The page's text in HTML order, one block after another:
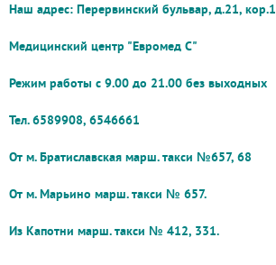
Наш адрес: Перервинский бульвар, д.21, кор.1
Медицинский центр "Евромед С"
Режим работы с 9.00 до 21.00 без выходных
Тел. 6589908, 6546661
От м. Братиславская марш. такси №657, 68
От м. Марьино марш. такси № 657.
Из Капотни марш. такси № 412, 331.